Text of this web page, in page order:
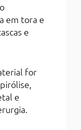
em tora e
e
for
e